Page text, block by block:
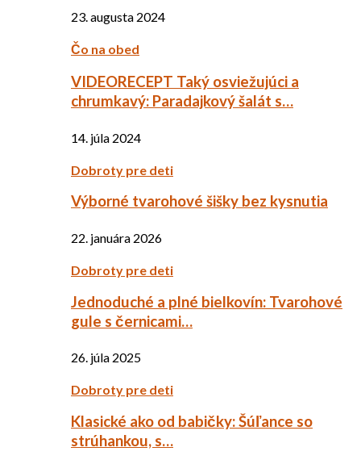
23. augusta 2024
Čo na obed
VIDEORECEPT Taký osviežujúci a
chrumkavý: Paradajkový šalát s…
14. júla 2024
Dobroty pre deti
Výborné tvarohové šišky bez kysnutia
22. januára 2026
Dobroty pre deti
Jednoduché a plné bielkovín: Tvarohové
gule s černicami…
26. júla 2025
Dobroty pre deti
Klasické ako od babičky: Šúľance so
strúhankou, s…